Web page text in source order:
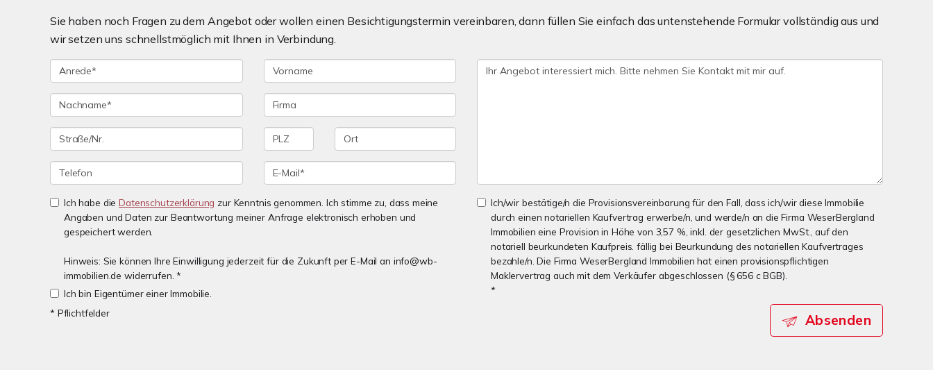
Sie haben noch Fragen zu dem Angebot oder wollen einen Besichtigungstermin vereinbaren, dann füllen Sie einfach das untenstehende Formular vollständig aus und
wir setzen uns schnellstmöglich mit Ihnen in Verbindung.
Ich habe dieDatenschutzerklärung zur Kenntnis genommen. Ich stimme zu, dass meine
Angaben und Daten zur Beantwortung meiner Anfrage elektronisch erhoben und
gespeichert werden.
Hinweis: Sie können Ihre Einwilligung jederzeit für die Zukunft per E-Mail an info@wb-
immobilien.de widerrufen. *
Ich bin Eigentümer einer Immobilie.
Ich/wir bestätige/n die Provisionsvereinbarung für den Fall, dass ich/wir diese Immobilie
durch einen notariellen Kaufvertrag erwerbe/n, und werde/n an die Firma WeserBergland
Immobilien eine Provision in Höhe von 3,57 %, inkl. der gesetzlichen MwSt., auf den
notariell beurkundeten Kaufpreis. fällig bei Beurkundung des notariellen Kaufvertrages
bezahle/n. Die Firma WeserBergland Immobilien hat einen provisionspflichtigen
Maklervertrag auch mit dem Verkäufer abgeschlossen (§ 656 c BGB).
*
* Pflichtfelder
Absenden